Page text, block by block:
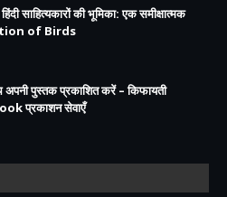
साहित्यकारों की भूमिका: एक समीक्षात्मक
of Birds
पुस्तक प्रकाशित करें – किफायती
प्रकाशन सेवाएँ